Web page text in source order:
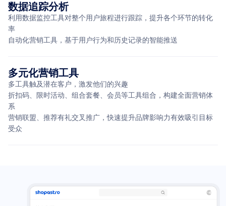
数据追踪分析
利用数据监控工具对整个用户旅程进行跟踪，提升各个环节的转化
率
自动化营销工具，基于用户行为和历史记录的智能推送
多元化营销工具
多工具触及潜在客户，激发他们的兴趣
折扣码、限时活动、组合套餐、会员等工具组合，构建全面营销体
系
营销联盟、推荐有礼交叉推广，快速提升品牌影响力有效吸引目标
受众